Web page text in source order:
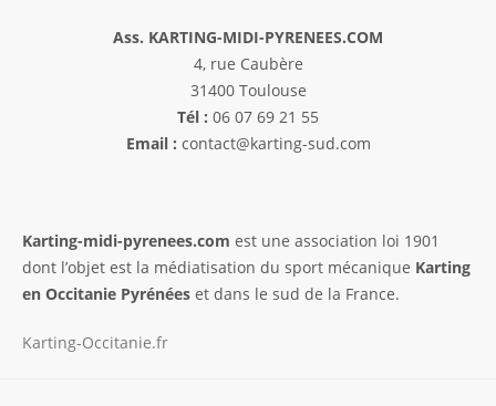
Ass. KARTING-MIDI-PYRENEES.COM
4, rue Caubère
31400 Toulouse
Tél : 06 07 69 21 55
Email : contact@karting-sud.com
Karting-midi-pyrenees.com est une association loi 1901
dont l’objet est la médiatisation du sport mécanique Karting
en Occitanie Pyrénées et dans le sud de la France.
Karting-Occitanie.fr